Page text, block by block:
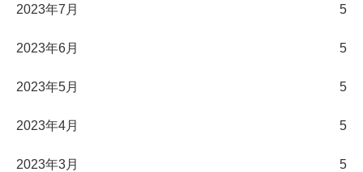
2023年7月 5
2023年6月 5
2023年5月 5
2023年4月 5
2023年3月 5